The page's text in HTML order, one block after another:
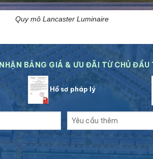
Quy mô Lancaster Luminaire
BẢNG GIÁ & ƯU ĐÃI TỪ CHỦ ĐẦU
Hồ sơ pháp lý